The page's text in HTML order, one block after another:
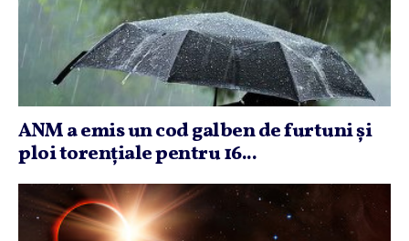
ANM a emis un cod galben de furtuni şi
ploi torenţiale pentru 16...